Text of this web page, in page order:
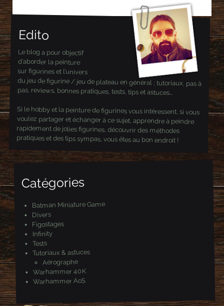
Edito
Le blog a pour objectif
d’aborder la peinture
sur figurines et l’univers
du jeu de figurine / jeu de plateau en général ; tutoriaux, pas à
pas, reviews, bonnes pratiques, tests, tips et astuces…
Si le hobby et la peinture de figurines vous intéressent, si vous
voulez partager et échanger à ce sujet, apprendre à peindre
rapidement de jolies figurines, découvrir des méthodes
pratiques et des tips sympas, vous êtes au bon endroit !
Catégories
Batman Miniature Game
Divers
Figostages
Infinity
Tests
Tutoriaux & astuces
Aérographe
Warhammer 40K
Warhammer AoS